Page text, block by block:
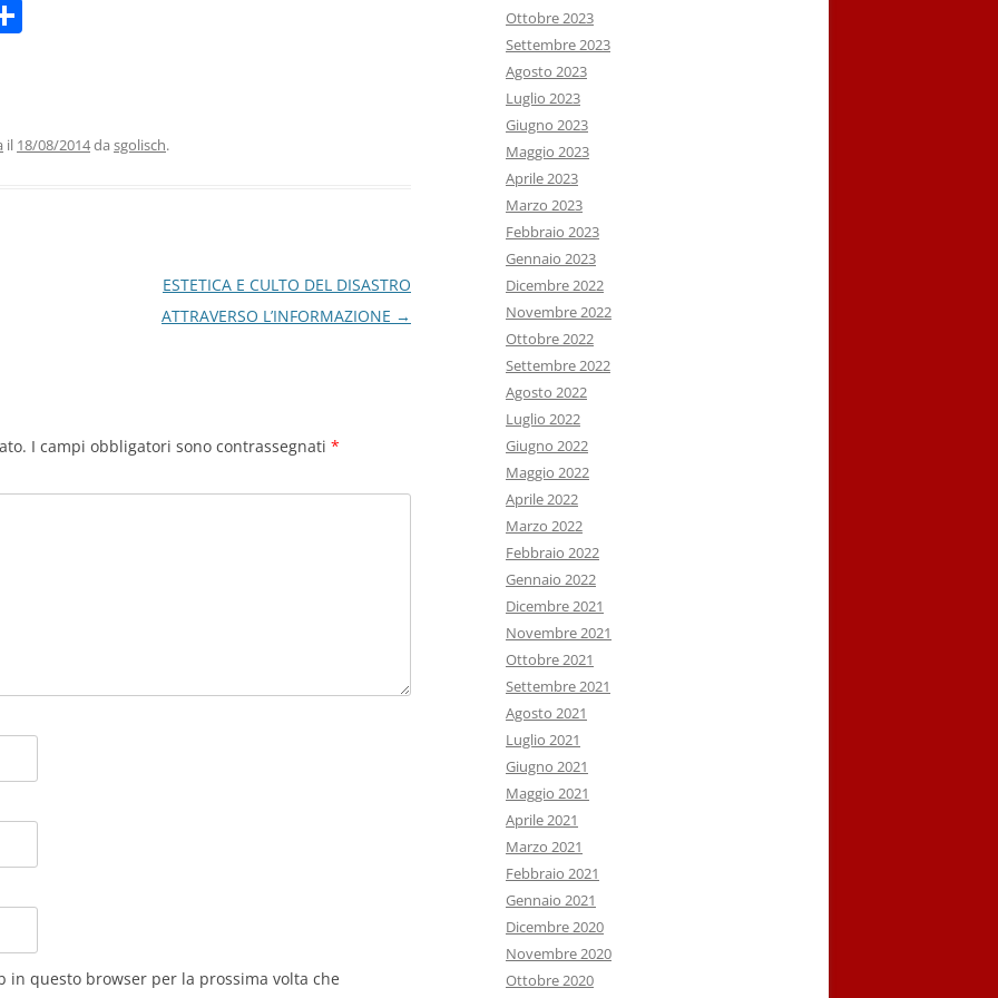
vi
il 18/08/2014da sgolisch.
ESTETICA E CULTO DEL DISASTRO
ATTRAVERSO L’INFORMAZIONE →
I campi obbligatori sono contrassegnati *
in questo browser per la prossima volta che
Ottobre 2023
Settembre 2023
Agosto 2023
Luglio 2023
Giugno 2023
Maggio 2023
Aprile 2023
Marzo 2023
Febbraio 2023
Gennaio 2023
Dicembre 2022
Novembre 2022
Ottobre 2022
Settembre 2022
Agosto 2022
Luglio 2022
Giugno 2022
Maggio 2022
Aprile 2022
Marzo 2022
Febbraio 2022
Gennaio 2022
Dicembre 2021
Novembre 2021
Ottobre 2021
Settembre 2021
Agosto 2021
Luglio 2021
Giugno 2021
Maggio 2021
Aprile 2021
Marzo 2021
Febbraio 2021
Gennaio 2021
Dicembre 2020
Novembre 2020
Ottobre 2020